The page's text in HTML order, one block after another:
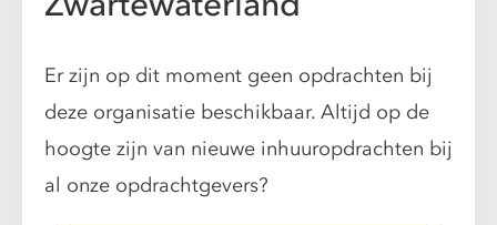
Er zijn op dit moment geen opdrachten bij
deze organisatie beschikbaar. Altijd op de
hoogte zijn van nieuwe inhuuropdrachten bij
al onze opdrachtgevers?